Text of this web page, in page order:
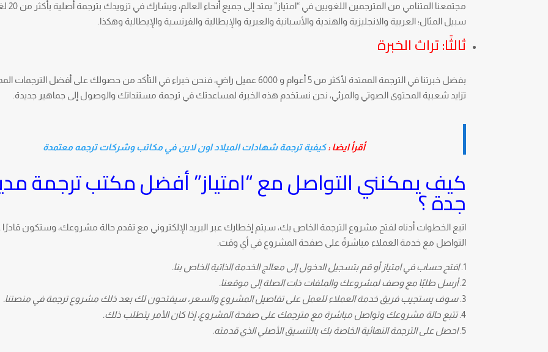
مجتمعنا المتنامي
سبيل المثال؛ العربية والانجليزية والهندية والأسبانية والعبرية والإيطالية والفرنسية والإيطالية وهكذا.
ثالثًا: تراث الخبرة
بفضل خبرتنا في الترجمة الممتدة لأكثر من 5 أعوام و 6000 عميل راضٍ، فنحن خبراء في التأكد من حصولك على أفضل
تزايد شعبية المحتوى الصوتي والمرئي، نحن نستخدم هذه الخبرة لمساعدتك في ترجمة مستنداتك والوصول إلى جماهير جديدة.
أقرأ ايضا :كيفية ترجمة شهادات الميلاد اون لاين في مكاتب وشركات ترجمه معتمدة
كيف يمكنني التواصل مع “امتياز” أفضل مكتب ترجمة
جدة ؟
اتبع الخطوات أدناه لفتح مشروع الترجمة الخاص بك، سيتم إخطارك عبر البريد الإلكتروني مع تقدم حالة مشروعك، وستكون قادرًا
التواصل مع خدمة العملاء مباشرةً على صفحة المشروع في أي وقت.
افتح حساب في امتياز أو قم بتسجيل الدخول إلى معالج الخدمة الذاتية الخاص بنا.
أرسل طلبًا مع وصف لمشروعك والملفات ذات الصلة إلى موقعنا.
سوف يستجيب فريق خدمة العملاء للعمل على تفاصيل المشروع والسعر، سيفتحون لك بعد ذلك مشروع ترجمة في منصتنا.
تتبع حالة مشروعك وتواصل مباشرة مع مترجمك على صفحة المشروع، إذا كان الأمر يتطلب ذلك.
احصل على الترجمة النهائية الخاصة بك بالتنسيق الأصلي الذي قدمته.